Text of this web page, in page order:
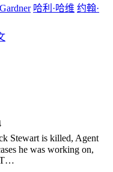
Gardner 哈利·哈维 约翰·
Stewart is killed, Agent
he was working on,
T…